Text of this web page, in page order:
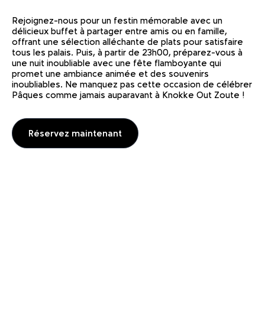
Rejoignez-nous pour un festin mémorable avec un
délicieux buffet à partager entre amis ou en famille,
offrant une sélection alléchante de plats pour satisfaire
tous les palais. Puis, à partir de 23h00, préparez-vous à
une nuit inoubliable avec une fête flamboyante qui
promet une ambiance animée et des souvenirs
inoubliables. Ne manquez pas cette occasion de célébrer
Pâques comme jamais auparavant à Knokke Out Zoute !
Réservez maintenant